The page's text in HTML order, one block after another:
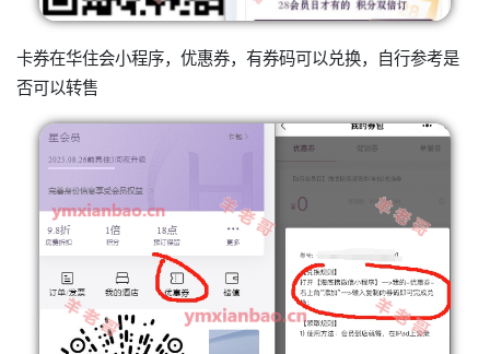
卡券在华住会小程序，优惠券，有券码可以兑换，自行参考是
否可以转售